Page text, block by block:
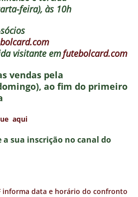
feira), às 10h
ócios
visitante emfutebolcard.com
vendas pela
ao fim do primeiro
aqui
a sua inscrição no canal do
informa data e horário do confronto